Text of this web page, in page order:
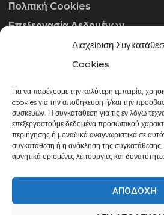
Διαχείριση
Cookies
Για να παρέχουμε την καλύτερη εμπειρία,
cookies για την αποθήκευση ή/και την
συσκευών. Η συγκατάθεση για τις εν λόγω
επεξεργαστούμε δεδομένα προσωπικού
περιήγησης ή μοναδικά αναγνωριστικά σε
συγκατάθεση ή η ανάκληση της συγκατάθεσης,
αρνητικά ορισμένες λειτουργίες και
ΑΠΟΔΟΧΉ
Πολιτική Cookies
Επεξεργασία Δεδομένων
ΣΤΟΙΧΕΊΑ ΕΠΙΚΟΙΝΩΝΊΑΣ
info@gowithraw.gr
24310 35062
Δευ. - Παρ. 08:00 - 20:00